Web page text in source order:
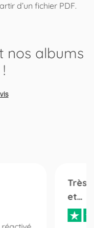
d’un fichier PDF.
nos albums
!
Très
et…